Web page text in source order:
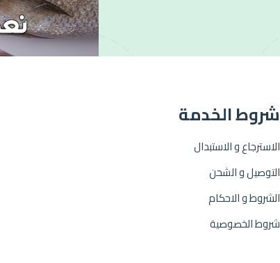
شروط الخدمة
الاسترجاع و الاستبدال
التوصيل و الشحن
الشروط و الاحكام
شروط الخصوصية